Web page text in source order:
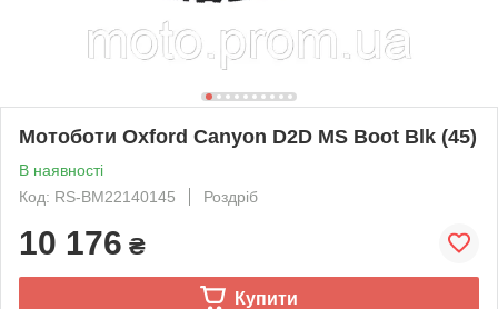
Мотоботи Oxford Canyon D2D MS Boot Blk (45)
В наявності
Код: RS-BM22140145
Роздріб
10 176 ₴
Купити